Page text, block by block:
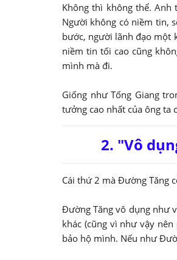
Không thì không thể.
Người không có niềm tin,
bước, người lãnh đạo một
niềm tin tối cao cũng
mình mà đi.
Giống như Tống Giang
tưởng cao nhất của ông ta
2. "Vô
Cái thứ 2 mà Đường Tăng
Đường Tăng vô dụng như
khác (cũng vì như vậy
bảo hộ mình. Nếu như